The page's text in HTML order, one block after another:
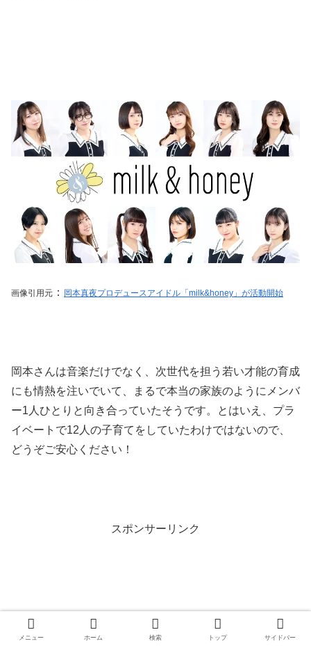
画像引用元 ： 岡本真夜プロデュースアイドル「milk&honey」が活動開始
岡本さんは音楽だけでなく、次世代を担う若い才能の育成
にも情熱を注いでいて、まるで本当の家族のようにメンバ
ー1人ひとりと向き合っていたそうです。とはいえ、プラ
イベートで12人の子育てをしていたわけではないので、
どうぞご安心ください！
スポンサーリンク
メニュー ホーム 検索 トップ サイドバー